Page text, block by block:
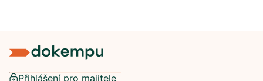
Přihlášení pro majitele